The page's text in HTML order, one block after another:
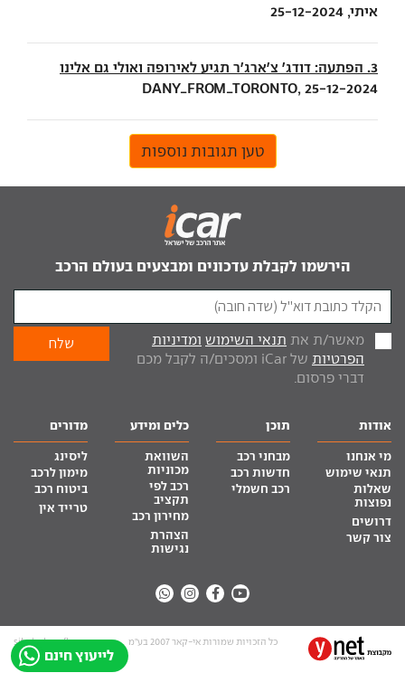
איתי, 25-12-2024
3. הפתעה: דודג' צ'ארג'ר תגיע לאירופה ואולי גם אלינו
DANY_FROM_TORONTO, 25-12-2024
טען תגובות נוספות
לייעוץ חינם
הירשמו לקבלת עדכונים ומבצעים בעולם הרכב
מאשר/ת את תנאי השימוש ומדיניות
הפרטיות
של iCar ומסכים/ה לקבל מכם
דברי פרסום.
אודות
מי אנחנו
תנאי שימוש
שאלות
נפוצות
דרושים
צור קשר
תוכן
מבחני רכב
חדשות רכב
רכב חשמלי
כלים ומידע
השוואת
מכוניות
רכב לפי
תקציב
מחירון רכב
הצהרת
נגישות
מדורים
ליסינג
מימון לרכב
ביטוח רכב
טרייד אין
כל הזכויות שמורות אי-קאר 2007 בע”מ site by tq.soft